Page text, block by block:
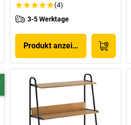
(4)
3-5 Werktage
Produkt anzeigen